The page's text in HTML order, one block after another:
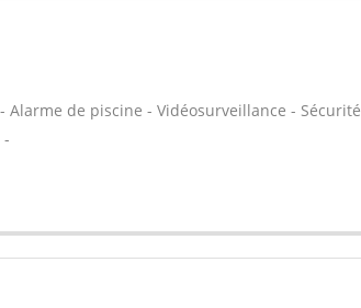
de piscine - Vidéosurveillance - Sécurité